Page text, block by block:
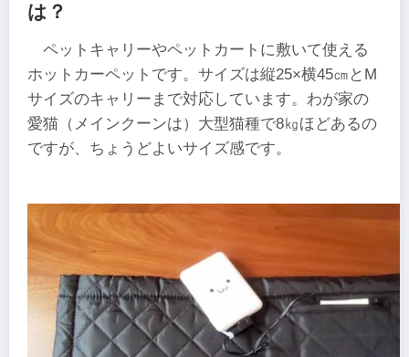
は？
ペットキャリーやペットカートに敷いて使える
ホットカーペットです。サイズは縦25×横45㎝とM
サイズのキャリーまで対応しています。わが家の
愛猫（メインクーンは）大型猫種で8㎏ほどあるの
ですが、ちょうどよいサイズ感です。